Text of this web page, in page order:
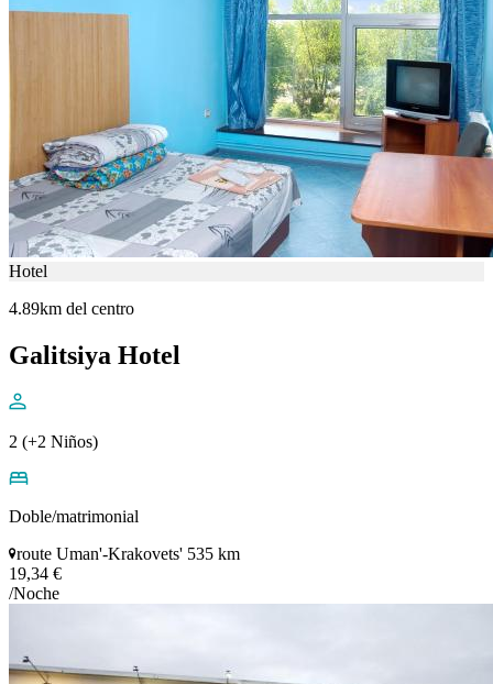
Hotel
4.89km del centro
Galitsiya Hotel
2 (+2 Niños)
Doble/matrimonial
route Uman'-Krakovets' 535 km
19,34 €
/Noche